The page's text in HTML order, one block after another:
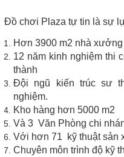
Đồ chơi Plaza tự tin là sự
Hơn 3900 m2 nhà
12 năm kinh nghiệm thi
thành
Đội ngũ kiến trúc sư
nghiệm.
Kho hàng hơn 5000 m2
Và 3 Văn Phòng chi
Với hơn 71 kỹ thuật sản
Chuyên môn trình độ kỹ